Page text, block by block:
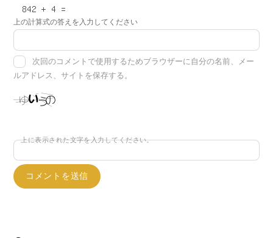
上の計算式の答えを入力してください
次回のコメントで使用するためブラウザーに自分の名前、メー
ルアドレス、サイトを保存する。
上に表示された文字を入力してください。